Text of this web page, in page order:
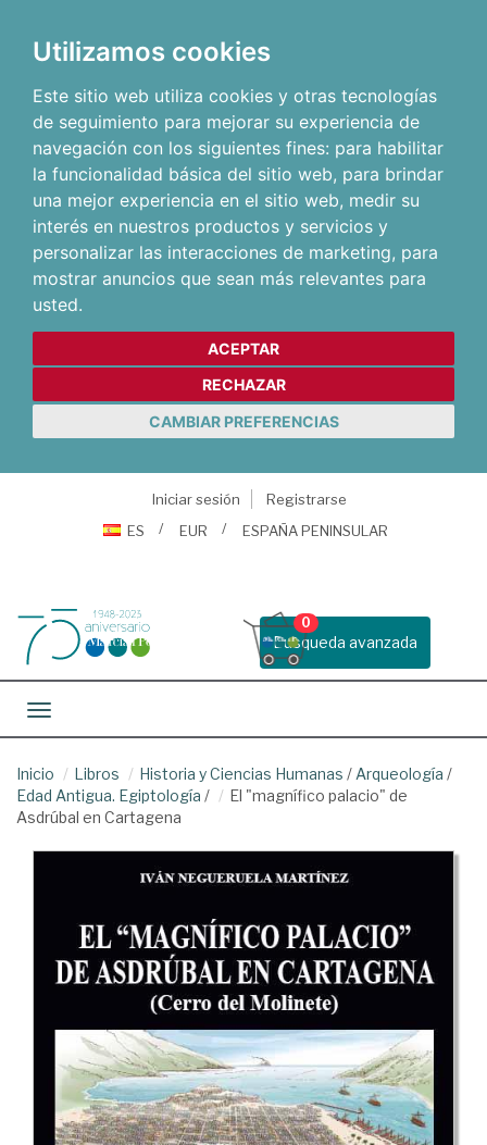
Utilizamos cookies
Este sitio web utiliza cookies y otras tecnologías
de seguimiento para mejorar su experiencia de
navegación con los siguientes fines: para habilitar
la funcionalidad básica del sitio web, para brindar
una mejor experiencia en el sitio web, medir su
interés en nuestros productos y servicios y
personalizar las interacciones de marketing, para
mostrar anuncios que sean más relevantes para
usted.
ACEPTAR
RECHAZAR
CAMBIAR PREFERENCIAS
Iniciar sesión
Registrarse
ES
EUR ESPAÑA PENINSULAR
Busqueda avanzada
0
Toggle navigation
Inicio Libros Historia y Ciencias Humanas / Arqueología /
Edad Antigua. Egiptología /
El "magnífico palacio" de
Asdrúbal en Cartagena